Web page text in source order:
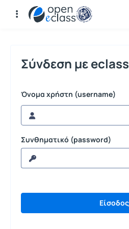
Σύνδεση
Σύνδεση με eclass
Όνομα χρήστη (username)
Συνθηματικό (password)